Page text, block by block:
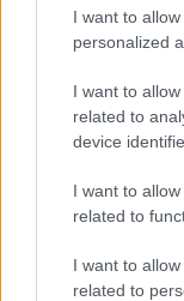
I want to
personalized
I want to
related to
device
I want to
related to
I want to
related to
KV-Tili Oy ❯
Lapin Tilitoimisto
Laskenta Kajan Oy